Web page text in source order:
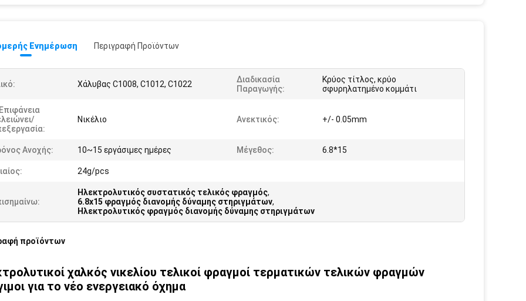
Ενημέρωση Περιγραφή Προϊόντων
Χάλυβας C1008, C1012, C1022
Διαδικασία
Παραγωγής:
Κρύος τίτλος, κρύο
σφυρηλατημένο κομμάτι
Νικέλιο Ανεκτικός: +/- 0.05mm
Ανοχής: 10~15 εργάσιμες ημέρες Μέγεθος: 6.8*15
24g/pcs
Ηλεκτρολυτικός συστατικός τελικός φραγμός,
6.8x15 φραγμός διανομής δύναμης στηριγμάτων,
Ηλεκτρολυτικός φραγμός διανομής δύναμης στηριγμάτων
προϊόντων
χαλκός νικελίου τελικοί φραγμοί τερματικών τελικών φραγμών
για το νέο ενεργειακό όχημα